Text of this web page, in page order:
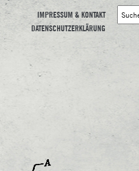
IMPRESSUM & KONTAKT
DATENSCHUTZERKLÄRUNG